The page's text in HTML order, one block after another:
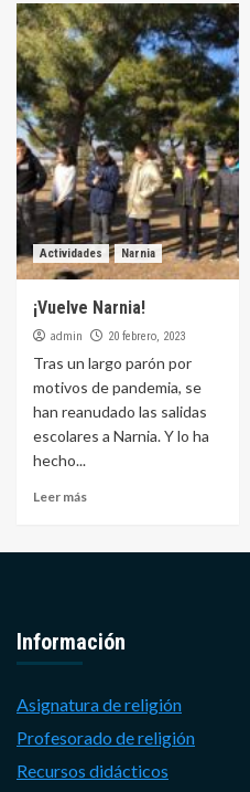
Actividades Narnia
¡Vuelve Narnia!
admin 20 febrero, 2023
Tras un largo parón por
motivos de pandemia, se
han reanudado las salidas
escolares a Narnia. Y lo ha
hecho...
Leer más
Información
Asignatura de religión
Profesorado de religión
Recursos didácticos